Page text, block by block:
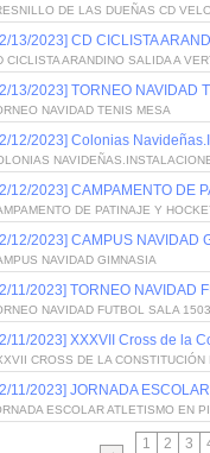
DE LAS DUEÑAS CD
13/2023] CD CICLISTA
CICLISTA ARANDINO SALIDA A
13/2023] TORNEO NAVIDAD
NAVIDAD TENIS MESA
12/2023] Colonias
12/2023] CAMPAMENTO DE
DE PATINAJE Y
12/2023] CAMPUS NAVIDAD
NAVIDAD GIMNASIA
11/2023] TORNEO NAVIDAD
NAVIDAD FUTBOL SALA
11/2023] XXXVII Cross de la
CROSS DE LA CONSTITUCIÓN
11/2023] JORNADA
ESCOLAR ATLETISMO EN
1 2 3